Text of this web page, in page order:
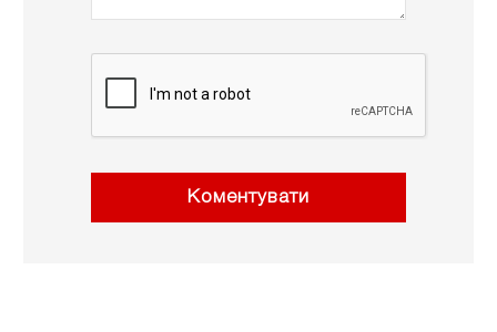
Коментувати